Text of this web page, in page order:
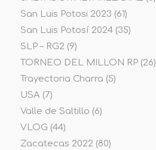
San Luis Potosi 2023 (61)
San Luis Potosí 2024(35)
SLP – RG2 (9)
TORNEO DEL MILLON RP(26)
Trayectoria Charra (5)
USA(7)
Valle de Saltillo (6)
VLOG (44)
Zacatecas 2022 (80)